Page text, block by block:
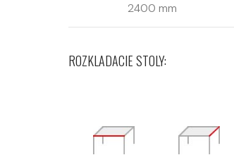
2400 mm
ROZKLADACIE STOLY: